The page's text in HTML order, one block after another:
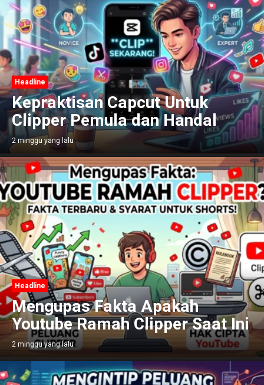
Headline
Kepraktisan Capcut Untuk
Clipper Pemula dan Handal
2 minggu yang lalu
Headline
Mengupas Fakta Apakah
Youtube Ramah Clipper Saat Ini
2 minggu yang lalu